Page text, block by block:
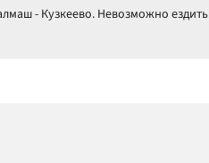
- Кузкеево. Невозможно